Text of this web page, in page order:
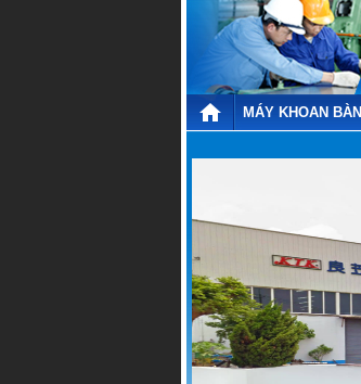
MÁY KHOAN BÀN